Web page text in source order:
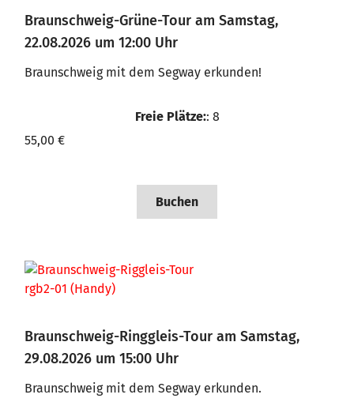
Braunschweig-Grüne-Tour am Samstag,
22.08.2026 um 12:00 Uhr
Braunschweig mit dem Segway erkunden!
Freie Plätze:: 8
55,00 €
Buchen
Braunschweig-Ringgleis-Tour am Samstag,
29.08.2026 um 15:00 Uhr
Braunschweig mit dem Segway erkunden.